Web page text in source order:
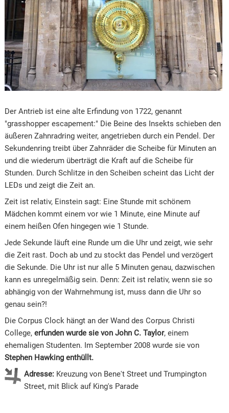
Der Antrieb ist eine alte Erfindung von 1722, genannt
"grasshopper escapement:" Die Beine des Insekts schieben den
äußeren Zahnradring weiter, angetrieben durch ein Pendel. Der
Sekundenring treibt über Zahnräder die Scheibe für Minuten an
und die wiederum überträgt die Kraft auf die Scheibe für
Stunden. Durch Schlitze in den Scheiben scheint das Licht der
LEDs und zeigt die Zeit an.
Zeit ist relativ, Einstein sagt: Eine Stunde mit schönem
Mädchen kommt einem vor wie 1 Minute, eine Minute auf
einem heißen Ofen hingegen wie 1 Stunde.
Jede Sekunde läuft eine Runde um die Uhr und zeigt, wie sehr
die Zeit rast. Doch ab und zu stockt das Pendel und verzögert
die Sekunde. Die Uhr ist nur alle 5 Minuten genau, dazwischen
kann es unregelmäßig sein. Denn: Zeit ist relativ, wenn sie so
abhängig von der Wahrnehmung ist, muss dann die Uhr so
genau sein?!
Die Corpus Clock hängt an der Wand des Corpus Christi
College, erfunden wurde sie von John C. Taylor, einem
ehemaligen Studenten. Im September 2008 wurde sie von
Stephen Hawking enthüllt.
Adresse:Kreuzung von Bene't Street und Trumpington
Street, mit Blick auf King's Parade